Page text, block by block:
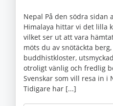
Nepal På den södra sidan
Himalaya hittar vi det lilla
vilket ser ut att vara
möts du av snötäckta
buddhistkloster,
otroligt vänlig och fredlig
Svenskar som vill resa in i
Tidigare har [...]